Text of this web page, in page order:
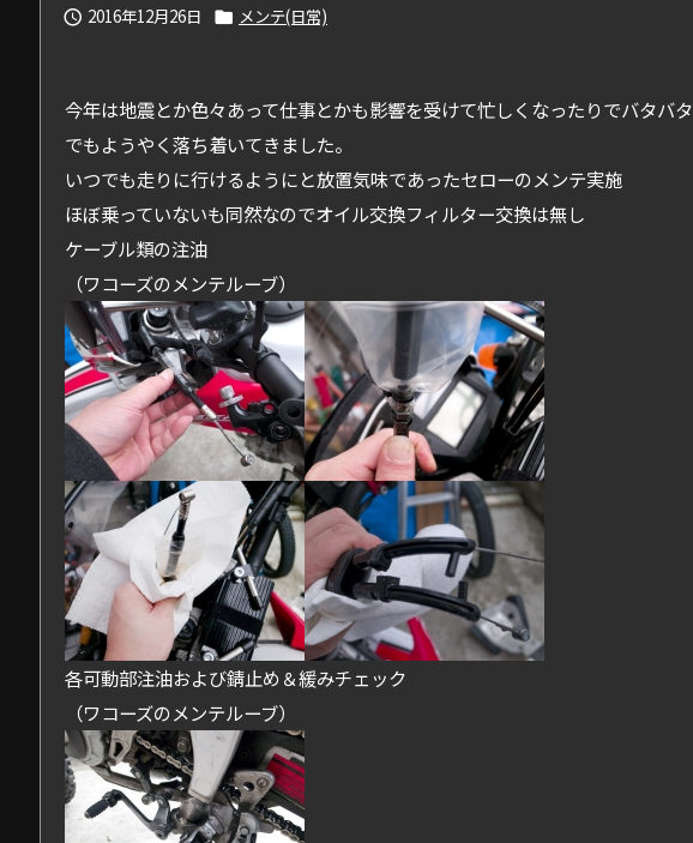
 2016年12月26日  メンテ(日常)
今年は地震とか色々あって仕事とかも影響を受けて忙しくなったりでバタバタ
でもようやく落ち着いてきました。
いつでも走りに行けるようにと放置気味であったセローのメンテ実施
ほぼ乗っていないも同然なのでオイル交換フィルター交換は無し
ケーブル類の注油
（ワコーズのメンテルーブ）
各可動部注油および錆止め＆緩みチェック
（ワコーズのメンテルーブ）